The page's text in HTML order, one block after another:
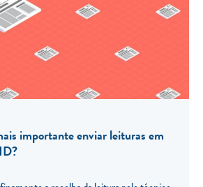
importante enviar leituras em